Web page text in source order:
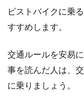
ピストバイクに乗
すすめします。
交通ルールを安易
事を読んだ人は、
に乗りましょう。